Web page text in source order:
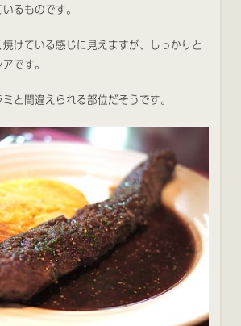
るものです。
けている感じに見えますが、しっかりと
です。
と間違えられる部位だそうです。